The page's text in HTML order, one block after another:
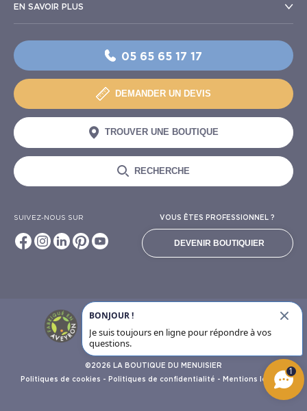
EN SAVOIR PLUS
05 65 65 17 17
DEMANDER UN DEVIS
TROUVER UNE BOUTIQUE
RECHERCHE
SUIVEZ-NOUS SUR VOUS ÊTES PROFESSIONNEL ?
DEVENIR BOUTIQUIER
©2026 LA BOUTIQUE DU MENUISIER
Politiques de cookies - Politiques de confidentialité - Mentions légales
1
BONJOUR !
Je suis toujours en ligne pour répondre à vos
questions.